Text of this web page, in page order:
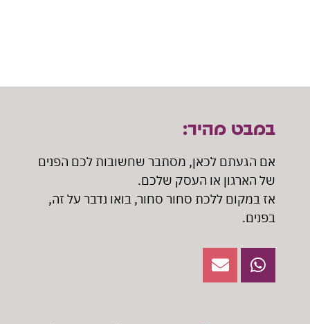
במבט מהיר:
אם הגעתם לכאן, מסתבר שחשובות לכם הפנים
של הארגון או העסק שלכם.
אז במקום ללכת סחור סחור, בואו נדבר על זה,
בפנים.